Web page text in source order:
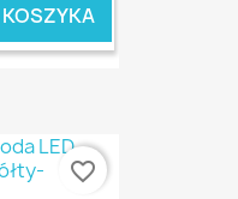
favorite_border